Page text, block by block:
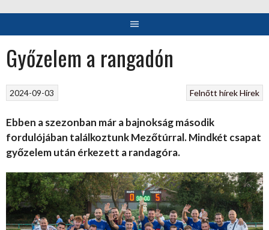
Győzelem a rangadón
Felnőtt hírekHírek
2024-09-03
Ebben a szezonban már a bajnokság második
fordulójában találkoztunk Mezőtúrral. Mindkét csapat
győzelem után érkezett a randagóra.